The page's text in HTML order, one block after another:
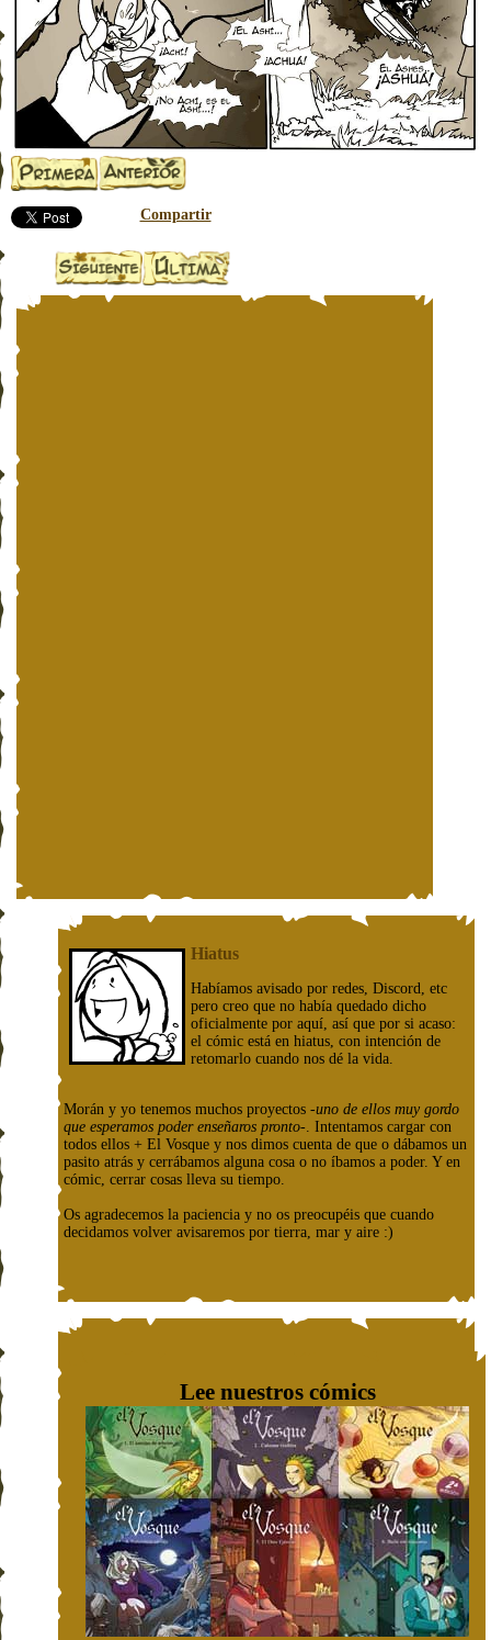
Compartir
Hiatus
Habíamos avisado por redes, Discord, etc
pero creo que no había quedado dicho
oficialmente por aquí, así que por si acaso:
el cómic está en hiatus, con intención de
retomarlo cuando nos dé la vida.
Morán y yo tenemos muchos proyectos -uno de ellos muy gordo
que esperamos poder enseñaros pronto-. Intentamos cargar con
todos ellos + El Vosque y nos dimos cuenta de que o dábamos un
pasito atrás y cerrábamos alguna cosa o no íbamos a poder. Y en
cómic, cerrar cosas lleva su tiempo.
Os agradecemos la paciencia y no os preocupéis que cuando
decidamos volver avisaremos por tierra, mar y aire :)
Lee nuestros cómics